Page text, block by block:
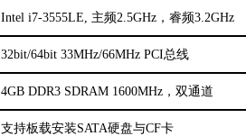
Intel i7-3555LE, 主频2.5GHz，睿频3.2GHz
32bit/64bit 33MHz/66MHz PCI总线
4GB DDR3 SDRAM 1600MHz，双通道
支持板载安装SATA硬盘与CF卡